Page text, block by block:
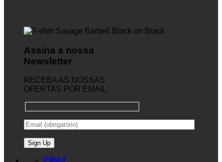
Assina a nossa
Newsletter
RECEBA AS NOSSAS
OFERTAS POR EMAIL
EMAIL